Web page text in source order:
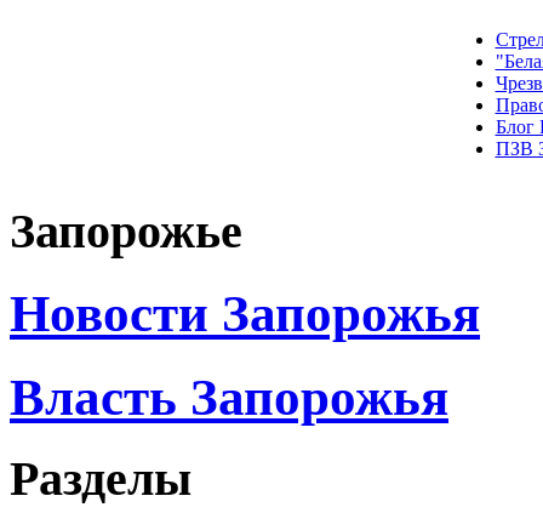
Блог
ПЗВ
Запорожье
Новости Запорожья
Власть Запорожья
Разделы